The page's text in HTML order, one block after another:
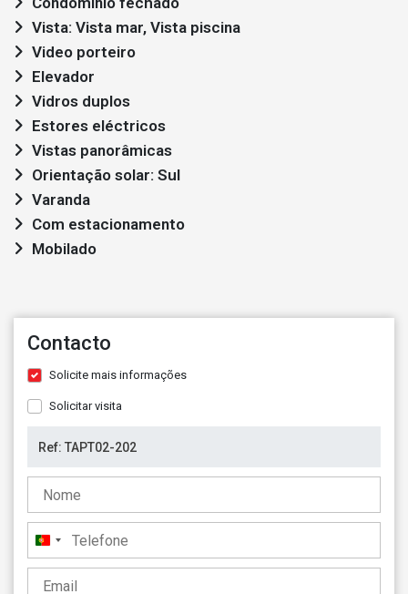
Vista: Vista mar, Vista piscina
Video porteiro
Elevador
Vidros duplos
Estores eléctricos
Vistas panorâmicas
Orientação solar: Sul
Varanda
Com estacionamento
Mobilado
Contacto
Solicite mais informações
Solicitar visita
Portugal
+351